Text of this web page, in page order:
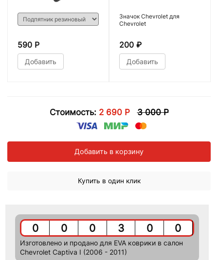
590 Р
Добавить
Значок Chevrolet для
Chevrolet
200 ₽
Добавить
Стоимость: 2 690 Р 3 000 Р
Добавить в корзину
Купить в один клик
0 0 0 3 0 0
Изготовлено и продано для EVA коврики в салон
Chevrolet Captiva I (2006 - 2011)